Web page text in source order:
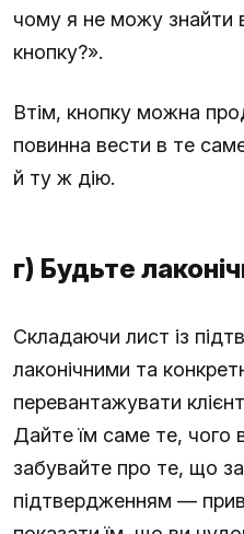
чому я не можу знайти
кнопку?».
Втім, кнопку можна
повинна вести в те
й ту ж дію.
г) Будьте
Складаючи лист із
лаконічними та
перевантажувати
Дайте їм саме те, чого
забувайте про те, що
підтвердженням —